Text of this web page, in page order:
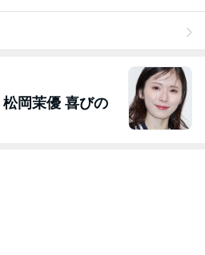
松岡茉優 喜びの